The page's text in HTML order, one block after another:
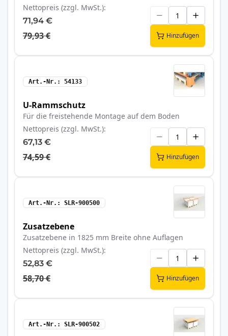
Nettopreis (zzgl. MwSt.)
71,94 €
79,93 € Hinzufügen
Art.-Nr. 54133
U-Rammschutz
Für die freistehende Montage auf dem Boden
Nettopreis (zzgl. MwSt.)
67,13 €
74,59 € Hinzufügen
Art.-Nr. SLR-900500
Zusatzebene
Zusatzebene in 1825 mm Breite ohne Auflagen
Nettopreis (zzgl. MwSt.)
52,83 €
58,70 € Hinzufügen
Art.-Nr. SLR-900502